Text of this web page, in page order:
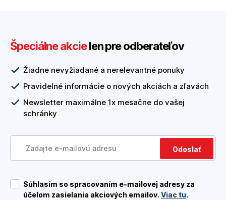
Špeciálne akcielen pre odberateľov
Žiadne nevyžiadané a nerelevantné ponuky
Pravidelné informácie o nových akciách a zľavách
Newsletter maximálne 1x mesačne do vašej
schránky
Odoslať
Súhlasím so spracovaním e-mailovej adresy za
účelom zasielania akciových emailov. Viac tu.